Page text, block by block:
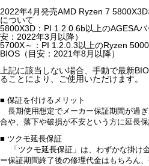
2022年4月発売AMD Ryzen 7
について
5800X3D：PI 1.2.0.6b以上のAGESA
安：2022年3月以降）
5700X～：PI 1.2.0.3以上のRyzen
BIOS（目安：2021年8月以降）
上記に該当しない場合、手動で最新
ることにより、ご使用いただけます。
■ 保証を付けるメリット
長期使用想定でメーカー保証期間が過
合や、落下や破損が不安という方に延長保
■ ツクモ延長保証
「ツクモ延長保証」は、わずかな掛け
ー保証期間終了後の修理代金はもちろん